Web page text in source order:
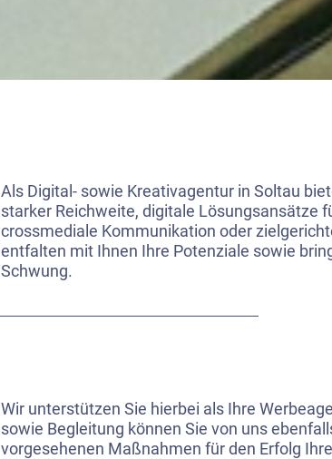
Als Digital- sowie Kreativagentur in Soltau
starker Reichweite, digitale Lösungsansätze
crossmediale Kommunikation oder
entfalten mit Ihnen Ihre Potenziale sowie
Schwung.
Wir unterstützen Sie hierbei als Ihre
sowie Begleitung können Sie von uns
vorgesehenen Maßnahmen für den Erfolg